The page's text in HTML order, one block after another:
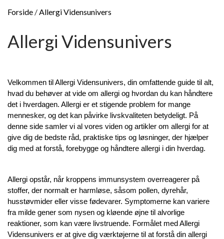
SHOP
RADONMÅLING - LANGTID (MIN. 60 DAGE)
ELEKTRONISK RADONMÅLER
SKIMMELSVAMP RENS
HYGROMETER / FUGTIGHEDSALARM
SKIMMELSVAMP OVERFØLSOMHED
KOLDTÅGE - SKIMMELSVAMPDRÆBER
SKIMMELSVAMPHUNDEN
INDEKLIMA MÅLER
SKADEDYR
SKADEDYRSFÆLDER (25% RABAT)
PERSONLIGE TESTS
ALLERGIER OG OVERFØLSOMHED
PERSONLIG BESKYTTELSE MOD SKIMMELSVAMP
DIV. BØGER/PUBLIKATION OM RADON/SKIMMELSVAMP
SKADEDYR (MEGA UDSALG)
HVAD ER RADON?
RADONFOREBYGGELSE
RADON OG KRÆFT
RADONKORT
RADONDAGEN
RADONMÅLINGER
SKIMMELSVAMP
HVAD ER SKIMMELSVAMP?
KØB SKIMMELSVAMP TESTS
HYGROMETER / FUGTIGHEDSMÅLER
TEST FOR SKIMMELSVAMP OVERFØLSOMHED
BESKYTTELSESUDSTYR MOD SKIMMELSVAMP
INDEKLIMA BØGER (NY)
ALLERGI OG OVERFØLSOMHED
OM OS
ÅBNINGSTIDER
LEVERING / AFHENTNING
Forside Allergi Vidensunivers
Allergi Vidensunivers
Velkommen til Allergi Vidensunivers, din omfattende guide til alt,
hvad du behøver at vide om allergi og hvordan du kan håndtere
det i hverdagen. Allergi er et stigende problem for mange
mennesker, og det kan påvirke livskvaliteten betydeligt. På
denne side samler vi al vores viden og artikler om allergi for at
give dig de bedste råd, praktiske tips og løsninger, der hjælper
dig med at forstå, forebygge og håndtere allergi i din hverdag.
Allergi opstår, når kroppens immunsystem overreagerer på
stoffer, der normalt er harmløse, såsom pollen, dyrehår,
husstøvmider eller visse fødevarer. Symptomerne kan variere
fra milde gener som nysen og kløende øjne til alvorlige
reaktioner, som kan være livstruende. Formålet med Allergi
Vidensunivers er at give dig værktøjerne til at forstå din allergi